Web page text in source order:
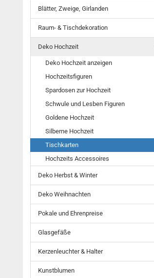
Blätter, Zweige, Girlanden
Raum- & Tischdekoration
Deko Hochzeit
Deko Hochzeit anzeigen
Hochzeitsfiguren
Spardosen zur Hochzeit
Schwule und Lesben Figuren
Goldene Hochzeit
Silberne Hochzeit
Tischkarten
Hochzeits Accessoires
Deko Herbst & Winter
Deko Weihnachten
Pokale und Ehrenpreise
Glasgefäße
Kerzenleuchter & Halter
Kunstblumen